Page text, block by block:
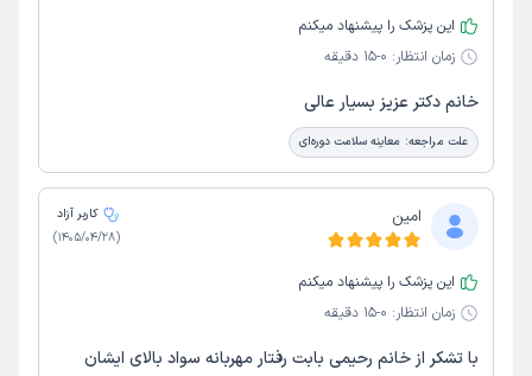
این پزشک را پیشنهاد میکنم
زمان انتظار: 0-15 دقیقه
خانم دکتر عزیز بسیار عالی
علت مراجعه: معاینه سلامت دوره‌ای
امین
کاربر آزاد
(
1405/04/28
)
این پزشک را پیشنهاد میکنم
زمان انتظار: 0-15 دقیقه
با تشکر از خانم رحیمی بابت رفتار مهربانه سواد بالای ایشان